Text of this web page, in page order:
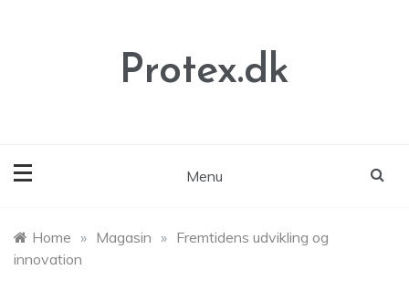
Protex.dk
Menu
Home » Magasin » Fremtidens udvikling og
innovation